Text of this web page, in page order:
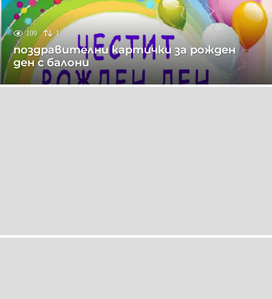
109 1
поздравителни картички за рожден
ден с балони